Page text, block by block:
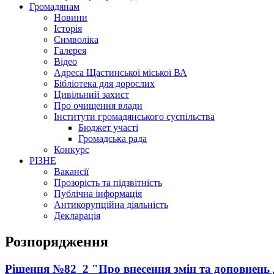
Громадянам
Новини
Історія
Символіка
Галерея
Відео
Адреса Щастинської міської ВА
Бібліотека для дорослих
Цивільний захист
Про очищення влади
Інститути громадянського суспільства
Бюджет участі
Громадська рада
Конкурс
РІЗНЕ
Вакансії
Прозорість та підзвітність
Публічна інформація
Антикорупційна діяльність
Декларація
Розпорядження
Рішення №82_2 "Про внесення змін та